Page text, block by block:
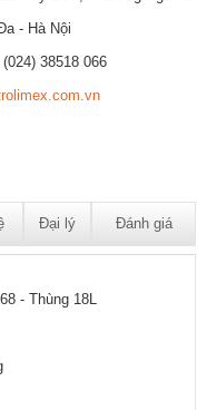
- Hà Nội
38518 066
Đại lý Đánh giá
- Thùng 18L